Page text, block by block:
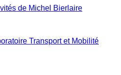
de Michel Bierlaire
Transport et Mobilité